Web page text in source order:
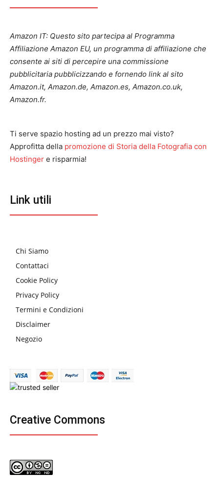
Amazon IT: Questo sito partecipa al Programma
Affiliazione Amazon EU, un programma di affiliazione che
consente ai siti di percepire una commissione
pubblicitaria pubblicizzando e fornendo link al sito
Amazon.it, Amazon.de, Amazon.es, Amazon.co.uk,
Amazon.fr.
Ti serve spazio hosting ad un prezzo mai visto?
Approfitta della promozione di Storia della Fotografia con
Hostinger e risparmia!
Link utili
Chi Siamo
Contattaci
Cookie Policy
Privacy Policy
Termini e Condizioni
Disclaimer
Negozio
Creative Commons